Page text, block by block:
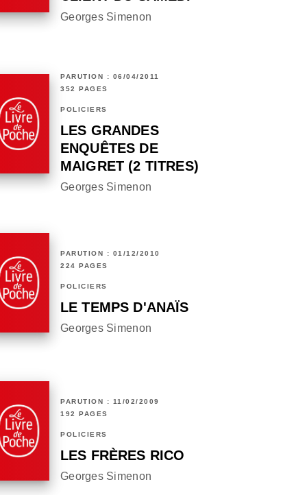
Georges Simenon
PARUTION : 06/04/2011
352 PAGES
POLICIERS
LES GRANDES
ENQUÊTES DE
MAIGRET (2 TITRES)
Georges Simenon
PARUTION : 01/12/2010
224 PAGES
POLICIERS
LE TEMPS D'ANAÏS
Georges Simenon
PARUTION : 11/02/2009
192 PAGES
POLICIERS
LES FRÈRES RICO
Georges Simenon